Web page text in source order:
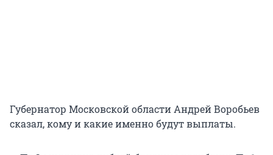
Губернатор Московской области Андрей Воробьев
сказал, кому и какие именно будут выплаты.